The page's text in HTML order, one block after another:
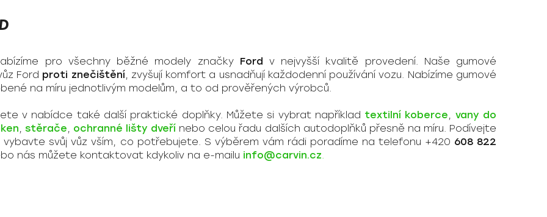
pro všechny běžné modely značky Ford v nejvyšší kvalitě provedení. Naše gumové
Ford proti znečištění, zvyšují komfort a usnadňují každodenní používání vozu. Nabízíme gumové
na míru jednotlivým modelům, a to od prověřených výrobců.
v nabídce také další praktické doplňky. Můžete si vybrat například textilní koberce, vany do
, stěrače, ochranné lišty dveří nebo celou řadu dalších autodoplňků přesně na míru. Podívejte
svůj vůz vším, co potřebujete. S výběrem vám rádi poradíme na telefonu +420 608 822
nás můžete kontaktovat kdykoliv na e-mailu info@carvin.cz.